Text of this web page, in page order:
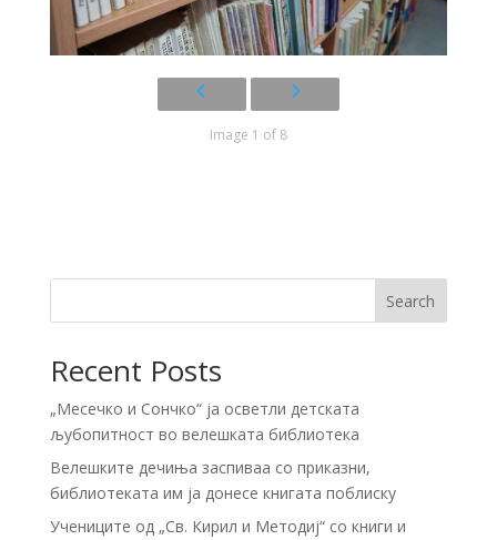
Image 1 of 8
Search
Recent Posts
„Месечко и Сончко“ ја осветли детската
љубопитност во велешката библиотека
Велешките дечиња заспиваа со приказни,
библиотеката им ја донесе книгата поблиску
Учениците од „Св. Кирил и Методиј“ со книги и